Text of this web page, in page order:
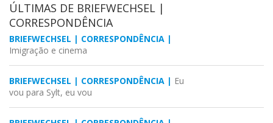
ÚLTIMAS DE BRIEFWECHSEL |
CORRESPONDÊNCIA
BRIEFWECHSEL | CORRESPONDÊNCIA |
Imigração e cinema
BRIEFWECHSEL | CORRESPONDÊNCIA | Eu
vou para Sylt, eu vou